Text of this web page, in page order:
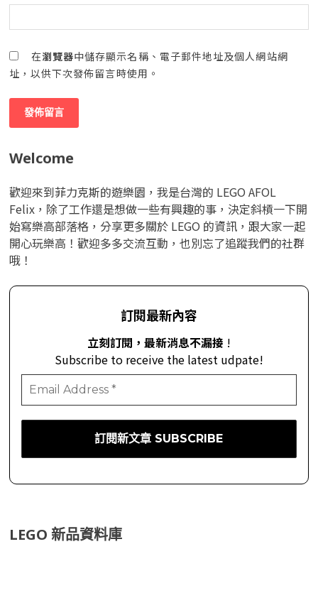
在瀏覽器中儲存顯示名稱、電子郵件地址及個人網站網
址，以供下次發佈留言時使用。
Welcome
歡迎來到菲力克斯的遊樂園，我是台灣的 LEGO AFOL
Felix，除了工作還是想做一些有興趣的事，決定斜槓一下開
始寫樂高部落格，分享更多關於 LEGO 的資訊，跟大家一起
開心玩樂高！歡迎多多交流互動，也別忘了追蹤我們的社群
哦！
訂閱最新內容
立刻訂閱，最新消息不漏接 !
Subscribe to receive the latest udpate!
LEGO 新品資料庫